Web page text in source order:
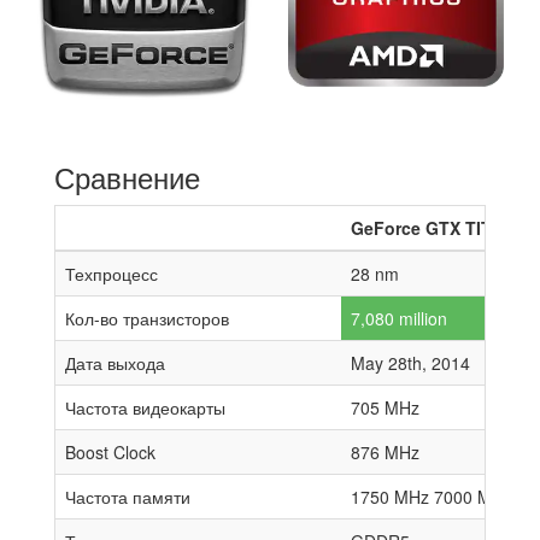
Сравнение
GeForce GTX TITAN Z
Техпроцесс
28 nm
Кол-во транзисторов
7,080 million
Дата выхода
May 28th, 2014
Частота видеокарты
705 MHz
Boost Clock
876 MHz
Частота памяти
1750 MHz 7000 MHz